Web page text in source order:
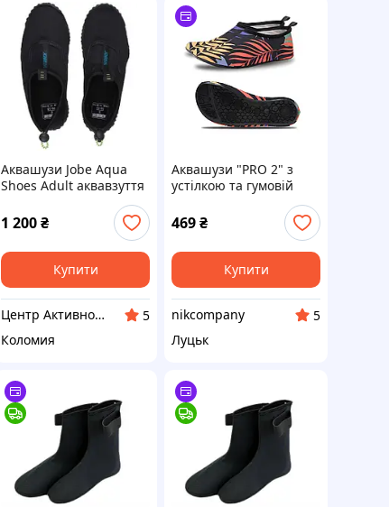
Аквашузи Jobe Aqua
Shoes Adult аквавзуття
неопренове коралки
унісекс
1 200₴
Купити
Центр Активного Відпочинку Прикарпаття
5
Коломия
Аквашузи "PRO 2" з
устілкою та гумовій
Тапочки для плавання,
взуття для дайвінгу
469₴
Купити
nikcompany
5
Луцьк